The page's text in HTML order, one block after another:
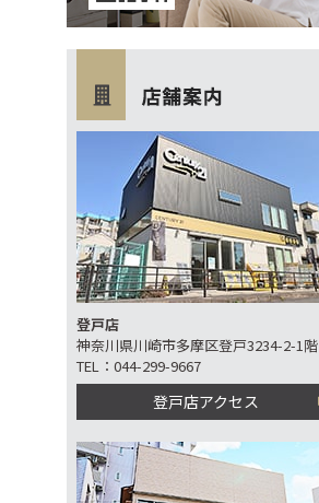
登戸店
神奈川県川崎市多摩区登戸3234-2-1階
TEL：044-299-9667
登戸店アクセス